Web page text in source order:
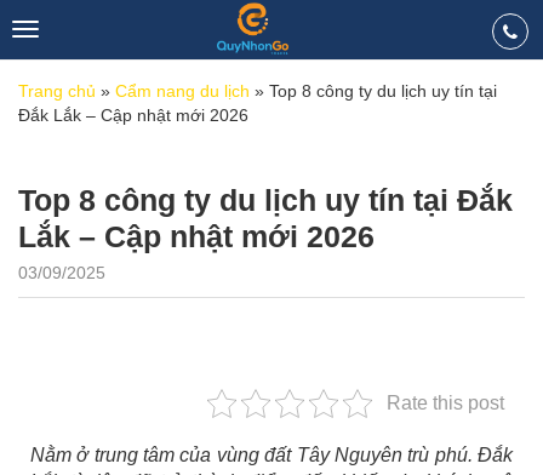
Toggle
navigation
Trang chủ » Cẩm nang du lịch » Top 8 công ty du lịch uy tín tại
Đắk Lắk – Cập nhật mới 2026
Top 8 công ty du lịch uy tín tại Đắk
Lắk – Cập nhật mới 2026
03/09/2025
Rate this post
Nằm ở trung tâm của vùng đất Tây Nguyên trù phú. Đắk